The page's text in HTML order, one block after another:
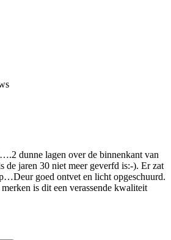
dunne lagen over de binnenkant van
de jaren 30 niet meer geverfd is:-). Er zat
goed ontvet en licht opgeschuurd.
merken is dit een verassende kwaliteit